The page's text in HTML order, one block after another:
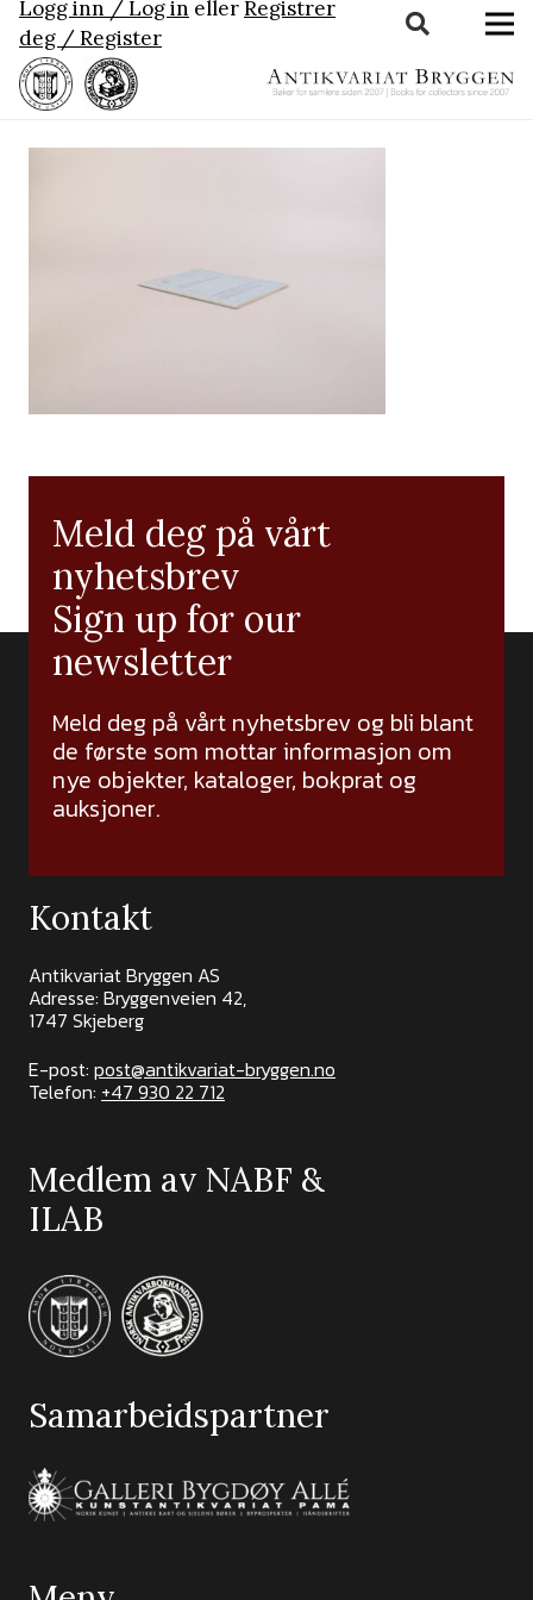
Logg inn / Log in ellerRegistrer
deg / Register
Meld deg på vårt
nyhetsbrev
Sign up for our
newsletter
Meld deg på vårt nyhetsbrev og bli blant
de første som mottar informasjon om
nye objekter, kataloger, bokprat og
auksjoner.
Kontakt
Antikvariat Bryggen AS
Adresse: Bryggenveien 42,
1747 Skjeberg
E-post: post@antikvariat-bryggen.no
Telefon: +47 930 22 712
Medlem av NABF &
ILAB
Samarbeidspartner